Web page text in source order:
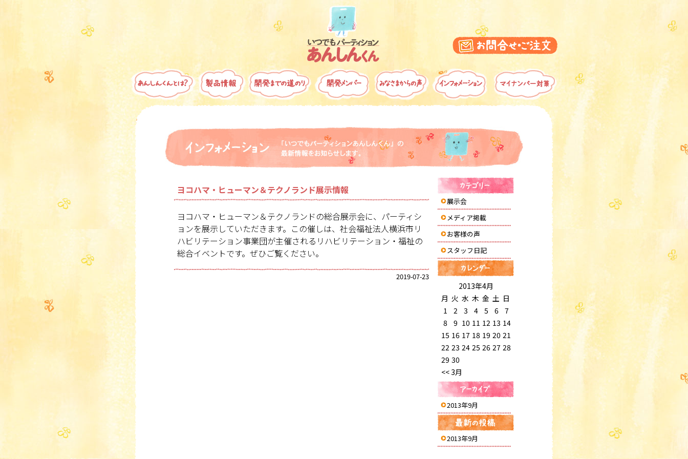
ヨコハマ・ヒューマン＆テクノランド展示情報
ヨコハマ・ヒューマン＆テクノランドの総合展示会に、パーティシ
ョンを展示していただきます。この催しは、社会福祉法人横浜市リ
ハビリテーション事業団が主催されるリハビリテーション・福祉の
総合イベントです。ぜひご覧ください。
2019-07-23
展示会
メディア掲載
お客様の声
スタッフ日記
2013年4月
月 火 水 木 金 土 日
1
2 3 4 5 6
7
8
9 10 11 12 13 14
15 16 17 18 19 20 21
22 23 24 25 26 27 28
29 30
<< 3月
2013年9月
2013年9月